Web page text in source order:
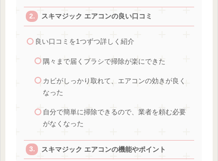
スキマジック エアコンの良い口コミ
良い口コミを1つずつ詳しく紹介
隅々まで届くブラシで掃除が楽にできた
カビがしっかり取れて、エアコンの効きが良く
なった
自分で簡単に掃除できるので、業者を頼む必要
がなくなった
スキマジック エアコンの機能やポイント